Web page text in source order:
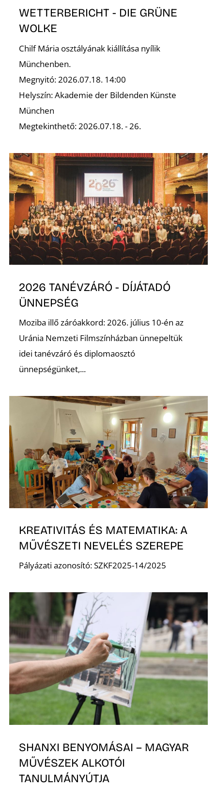
WETTERBERICHT - DIE GRÜNE
WOLKE
Chilf Mária osztályának kiállítása nyílik
Münchenben.
Megnyitó: 2026.07.18. 14:00
Helyszín: Akademie der Bildenden Künste
München
Megtekinthető: 2026.07.18. - 26.
2026 TANÉVZÁRÓ - DÍJÁTADÓ
ÜNNEPSÉG
Moziba illő záróakkord: 2026. július 10-én az
Uránia Nemzeti Filmszínházban ünnepeltük
idei tanévzáró és diplomaosztó
ünnepségünket,...
KREATIVITÁS ÉS MATEMATIKA: A
MŰVÉSZETI NEVELÉS SZEREPE
Pályázati azonosító: SZKF2025-14/2025
SHANXI BENYOMÁSAI – MAGYAR
MŰVÉSZEK ALKOTÓI
TANULMÁNYÚTJA